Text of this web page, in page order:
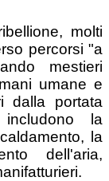
molti
percorsi "a
mestieri
umane e
dalla portata
includono la
la
dell'aria,